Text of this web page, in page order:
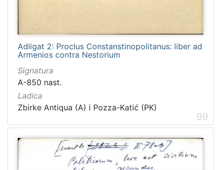
Adligat 2: Proclus Constanstinopolitanus: liber ad
Armenios contra Nestorium
Signatura
A-850 nast.
Ladica
Zbirke Antiqua (A) i Pozza-Katić (PK)
99